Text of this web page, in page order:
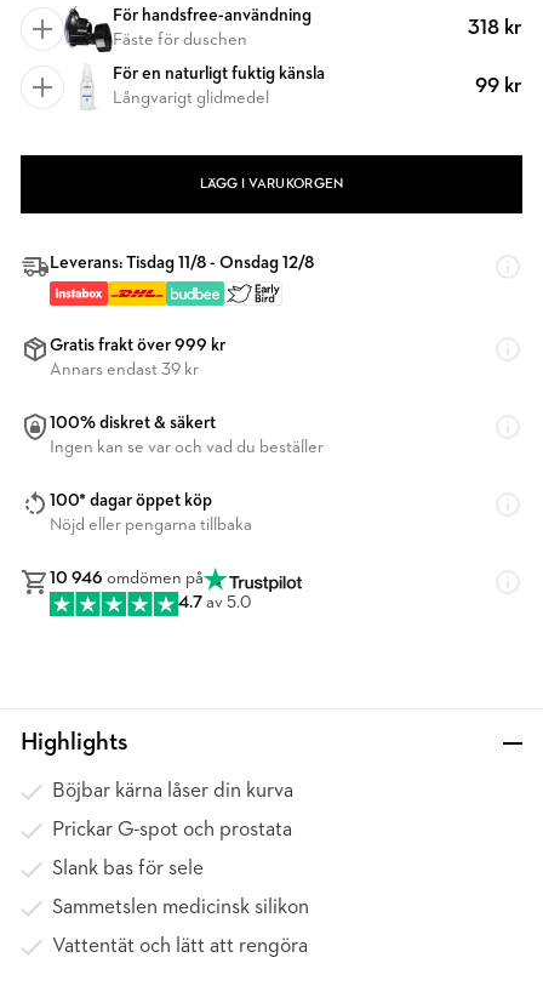
För handsfree-användning
Fäste för duschen
318 kr
För en naturligt fuktig känsla
Långvarigt glidmedel
99 kr
LÄGG I VARUKORGEN
Leverans: Tisdag 11/8 - Onsdag 12/8
Gratis frakt över 999 kr
Annars endast 39 kr
100% diskret & säkert
Ingen kan se var och vad du beställer
100* dagar öppet köp
Nöjd eller pengarna tillbaka
10 946 omdömen på
4.7 av 5.0
Highlights
Böjbar kärna låser din kurva
Prickar G-spot och prostata
Slank bas för sele
Sammetslen medicinsk silikon
Vattentät och lätt att rengöra